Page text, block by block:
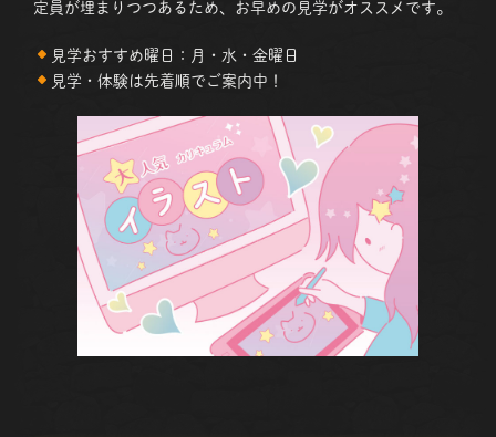
定員が埋まりつつあるため、お早めの見学がオススメです。
見学おすすめ曜日：月・水・金曜日
見学・体験は先着順でご案内中！